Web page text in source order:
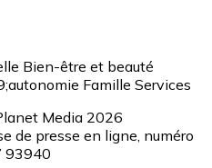
Bien-être et beauté
Famille Services
Media 2026
de presse en ligne, numéro
93940